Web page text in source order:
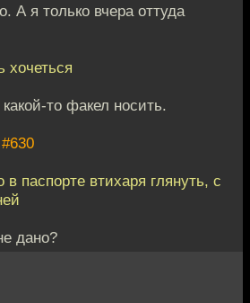
А я только вчера оттуда
хочеться
то факел носить.
#630
паспорте втихаря глянуть, с
дано?